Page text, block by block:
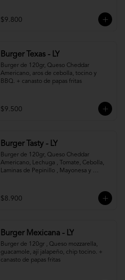
$9.800
Burger Texas - LY
Burger de 120gr, Queso Cheddar
Americano, aros de cebolla, tocino y
BBQ. + canasto de papas fritas
$9.500
Burger Tasty - LY
Burger de 120gr, Queso Cheddar
Americano, Lechuga , Tomate, Cebolla,
Laminas de Pepinillo , Mayonesa y
$8.900
Burger Mexicana - LY
Burger de 120gr , Queso mozzarella,
guacamole, ají jalapeño, chip tocino. +
canasto de papas fritas